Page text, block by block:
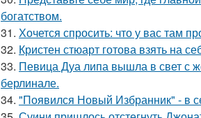
богатством.
31. Хочется спросить: что у вас там
32. Кристен стюарт готова взять на
33. Певица Дуа липа вышла в свет с
берлинале.
34. "Появился Новый Избранник" - в